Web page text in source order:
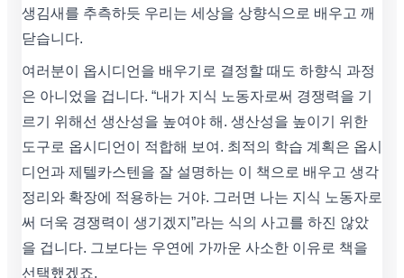
생김새를 추측하듯 우리는 세상을 상향식으로 배우고 깨
닫습니다.
여러분이 옵시디언을 배우기로 결정할 때도 하향식 과정
은 아니었을 겁니다. “내가 지식 노동자로써 경쟁력을 기
르기 위해선 생산성을 높여야 해. 생산성을 높이기 위한
도구로 옵시디언이 적합해 보여. 최적의 학습 계획은 옵시
디언과 제텔카스텐을 잘 설명하는 이 책으로 배우고 생각
정리와 확장에 적용하는 거야. 그러면 나는 지식 노동자로
써 더욱 경쟁력이 생기겠지”라는 식의 사고를 하진 않았
을 겁니다. 그보다는 우연에 가까운 사소한 이유로 책을
선택했겠죠.